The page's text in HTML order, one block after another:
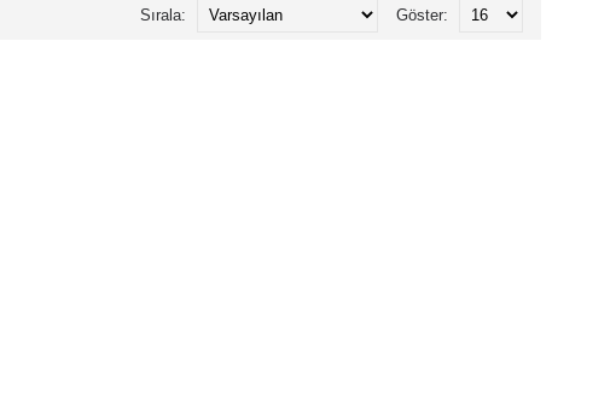
Göster:
Sırala: